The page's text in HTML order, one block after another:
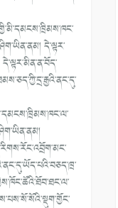
མས་ཁང་
ནམ། དེ་ལྟར་
ལ་
འབྲོག་མང་
དུ་ཡོད་པའི་བཅད་ཁྲ་
ང་